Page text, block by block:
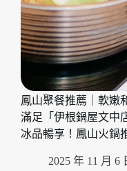
高
雄
燒
肉
推
薦
肉
空
間
「1928
燒
肉
總
鋪-
高
海
鳳山聚餐推薦｜軟嫩
滿足「伊根鍋屋文中
冰品暢享！鳳山火鍋
2025 年 11 月 6